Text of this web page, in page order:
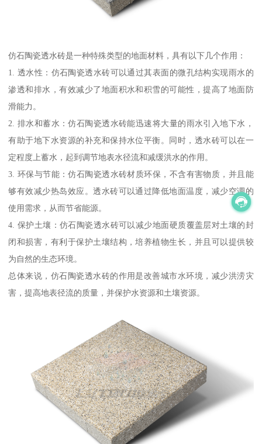
仿石陶瓷透水砖是一种特殊类型的地面材料，具有以下几个作用：
1. 透水性：仿石陶瓷透水砖可以通过其表面的微孔结构实现雨水的
渗透和排水，有效减少了地面积水和积雪的可能性，提高了地面防
滑能力。
2. 排水和蓄水：仿石陶瓷透水砖能迅速将大量的雨水引入地下水，
有助于地下水资源的补充和保持水位平衡。同时，透水砖可以在一
定程度上蓄水，起到调节地表水径流和减缓洪水的作用。
3. 环保与节能：仿石陶瓷透水砖材质环保，不含有害物质，并且能
够有效减少热岛效应。透水砖可以通过降低地面温度，减少空调的
使用需求，从而节省能源。
4. 保护土壤：仿石陶瓷透水砖可以减少地面硬质覆盖层对土壤的封
闭和损害，有利于保护土壤结构，培养植物生长，并且可以提供较
为自然的生态环境。
总体来说，仿石陶瓷透水砖的作用是改善城市水环境，减少洪涝灾
害，提高地表径流的质量，并保护水资源和土壤资源。